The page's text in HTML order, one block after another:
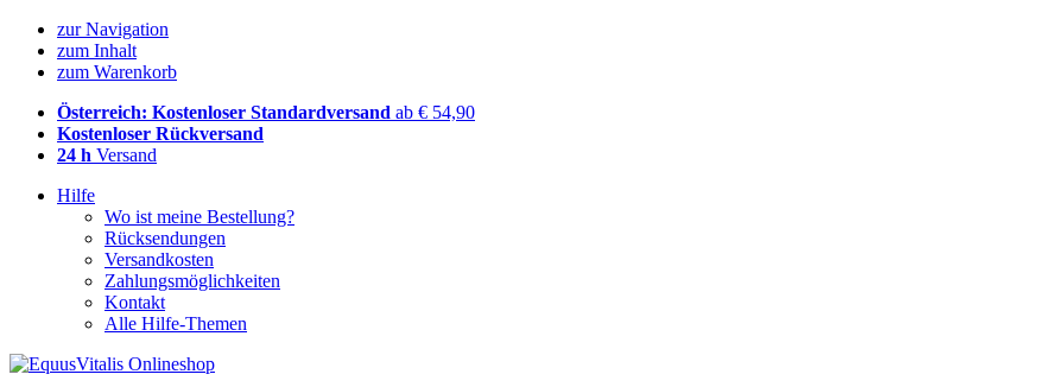
zur Navigation
zum Inhalt
zum Warenkorb
Österreich: Kostenloser Standardversand ab € 54,90
Kostenloser Rückversand
24 h Versand
Hilfe
Wo ist meine Bestellung?
Rücksendungen
Versandkosten
Zahlungsmöglichkeiten
Kontakt
Alle Hilfe-Themen